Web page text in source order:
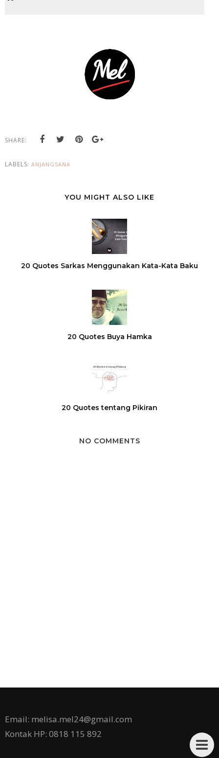
SHARE:
LABELS: ANJANGSANA
YOU MIGHT ALSO LIKE
20 Quotes Sarkas Menggunakan Kata-Kata Baku
20 Quotes Buya Hamka
20 Quotes tentang Pikiran
NO COMMENTS
Email: melisa.mel24@gmail.com
Kontak HP: 0818 115 892